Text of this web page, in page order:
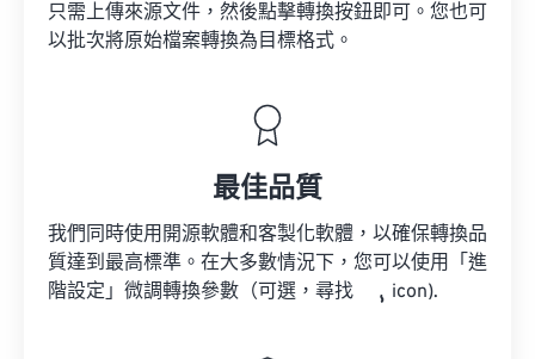
只需上傳來源文件，然後點擊轉換按鈕即可。您也可
以批次將原始檔案轉換為目標格式。
最佳品質
我們同時使用開源軟體和客製化軟體，以確保轉換品
質達到最高標準。在大多數情況下，您可以使用「進
階設定」微調轉換參數（可選，尋找
icon).